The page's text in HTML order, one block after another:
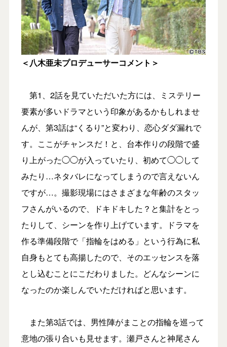
＜八木亜未プロデューサーコメント＞
第1、2話を見ていただいた方には、ミステリー
要素が多いドラマという印象があるかもしれませ
んが、第3話は“くるり”と変わり、恋心ダダ漏れで
す。ここがチャンスだ！と、台本作りの段階で盛
り上がった◯◯が入っていたり、初めて◯◯して
みたり…ネタバレになってしまうので言えないん
ですが…。撮影現場にはさまざまな年齢のスタッ
フさんがいるので、ドキドキした？と集計をとっ
たりして、シーンを作り上げています。ドラマを
作る準備段階で「指輪をはめる」という行為に私
自身もとても高揚したので、そのエッセンスを落
とし込むことにこだわりました。どんなシーンに
なったのか楽しんでいただければと思います。
また第3話では、男性陣がまことの指輪を巡って
意地の張り合いも見せます。瀬戸さんと神尾さん